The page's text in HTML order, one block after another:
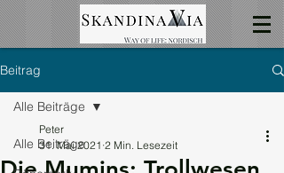
Beitrag
Alle Beiträge
Alle Beiträge
Peter
31. Mai 2021 2 Min. Lesezeit